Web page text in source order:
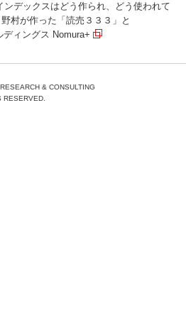
デックスはどう作られ、どう使われて
村が作った「読売３３３」と
ディングス Nomura+
& CONSULTING
RESERVED.